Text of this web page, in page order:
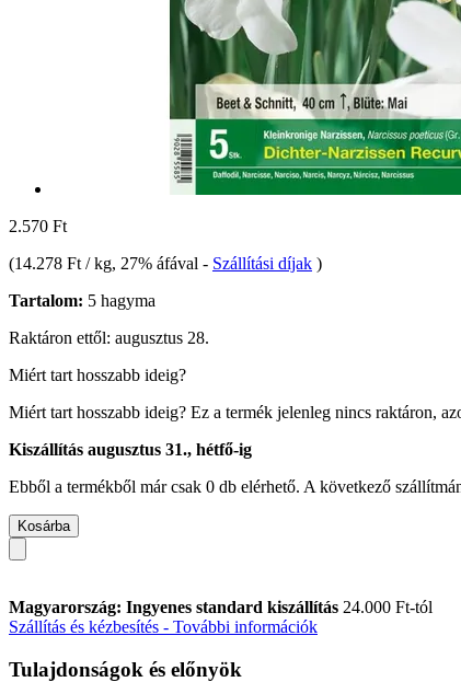
2.570 Ft
(14.278 Ft / kg, 27% áfával - Szállítási díjak )
Tartalom: 5 hagyma
Raktáron ettől: augusztus 28.
Miért tart hosszabb ideig?
Miért tart hosszabb ideig? Ez a termék jelenleg nincs raktáron,
Kiszállítás augusztus 31., hétfő-ig
Ebből a termékből már csak 0 db elérhető. A következő
Kosárba
Magyarország: Ingyenes standard kiszállítás 24.000 Ft-tól
Szállítás és kézbesítés - További információk
Tulajdonságok és előnyök